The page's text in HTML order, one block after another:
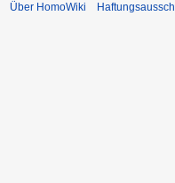
Über HomoWiki